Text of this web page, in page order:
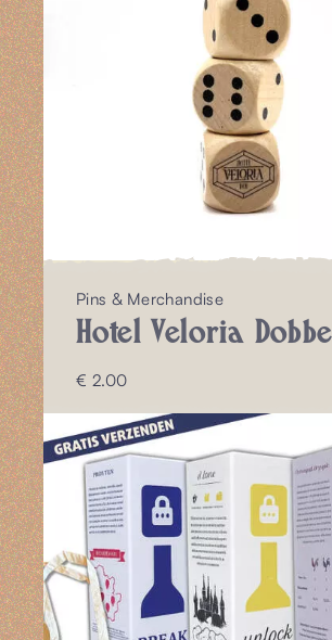
Pins & Merchandise
Hotel Veloria
€ 2.00